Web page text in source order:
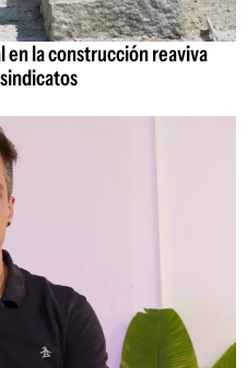
en la construcción reaviva